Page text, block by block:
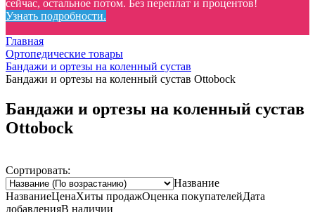
сейчас, остальное потом. Без переплат и процентов!
Узнать подробности.
Главная
Ортопедические товары
Бандажи и ортезы на коленный сустав
Бандажи и ортезы на коленный сустав Ottobock
Бандажи и ортезы на коленный сустав
Ottobock
Сортировать:
Название
НазваниеЦенаХиты продажОценка покупателейДата
добавленияВ наличии